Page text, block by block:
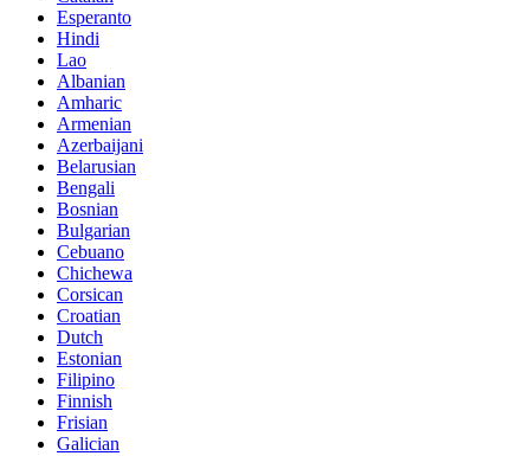
Esperanto
Hindi
Lao
Albanian
Amharic
Armenian
Azerbaijani
Belarusian
Bengali
Bosnian
Bulgarian
Cebuano
Chichewa
Corsican
Croatian
Dutch
Estonian
Filipino
Finnish
Frisian
Galician